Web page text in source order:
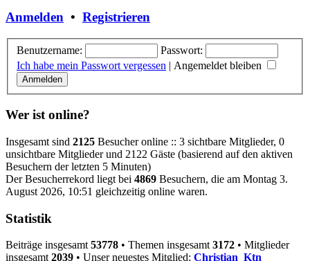
Anmelden • Registrieren
Benutzername:
Passwort:
Ich habe mein Passwort vergessen | Angemeldet bleiben
Wer ist online?
Insgesamt sind 2125 Besucher online :: 3 sichtbare Mitglieder, 0
unsichtbare Mitglieder und 2122 Gäste (basierend auf den aktiven
Besuchern der letzten 5 Minuten)
Der Besucherrekord liegt bei 4869 Besuchern, die am Montag 3.
August 2026, 10:51 gleichzeitig online waren.
Statistik
Beiträge insgesamt 53778 • Themen insgesamt 3172 • Mitglieder
insgesamt 2039 • Unser neuestes Mitglied: Christian_Ktn